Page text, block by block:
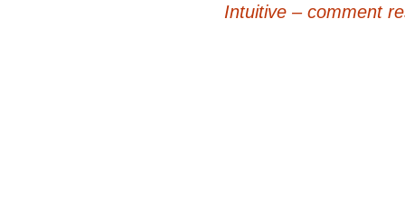
Intuitive – comment